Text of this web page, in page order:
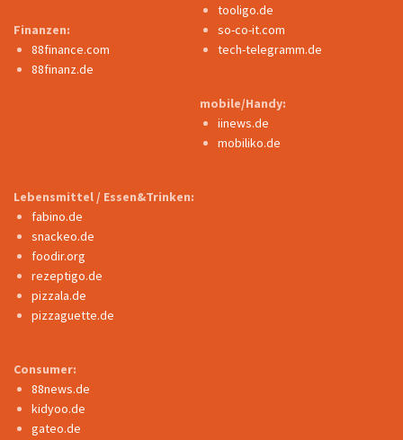
Finanzen:
88finance.com
88finanz.de
tooligo.de
so-co-it.com
tech-telegramm.de
mobile/Handy:
iinews.de
mobiliko.de
Lebensmittel / Essen&Trinken:
fabino.de
snackeo.de
foodir.org
rezeptigo.de
pizzala.de
pizzaguette.de
Consumer:
88news.de
kidyoo.de
gateo.de